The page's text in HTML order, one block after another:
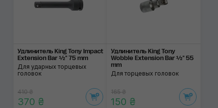
Удлинитель King Tony Impact
Extension Bar ½" 75 mm
Для ударных торцевых
головок
410 ₴
370 ₴
Удлинитель King Tony
Wobble Extension Bar ½" 55
mm
Для торцевых головок
165 ₴
150 ₴